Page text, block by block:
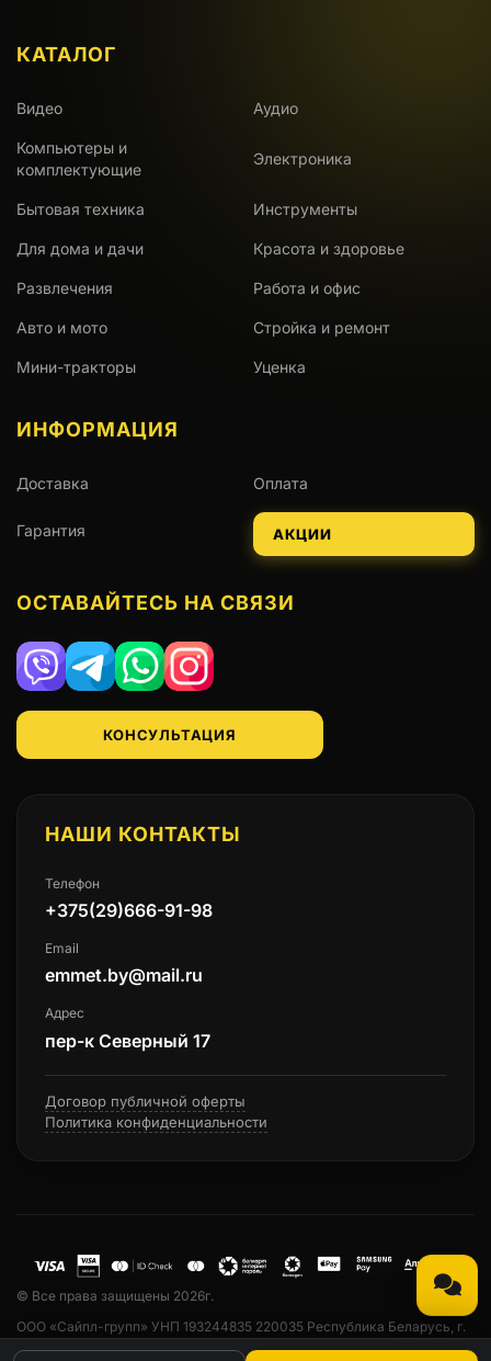
КАТАЛОГ
Видео Аудио
Компьютеры и
комплектующие
Электроника
Бытовая техника Инструменты
Для дома и дачи Красота и здоровье
Развлечения Работа и офис
Авто и мото Стройка и ремонт
Мини-тракторы Уценка
ИНФОРМАЦИЯ
Доставка Оплата
Гарантия АКЦИИ
ОСТАВАЙТЕСЬ НА СВЯЗИ
Viber TelegramWhatsAppInstagram
КОНСУЛЬТАЦИЯ
НАШИ КОНТАКТЫ
Телефон
+375(29)666-91-98
Email
emmet.by@mail.ru
Адрес
пер-к Северный 17
Договор публичной оферты
Политика конфиденциальности
© Все права защищены 2026г.
ООО «Сайпл-групп» УНП 193244835 220035 Республика Беларусь, г.
Минск, ул. Тарханова, 13а, пом. 33. Свидетельство о государственной